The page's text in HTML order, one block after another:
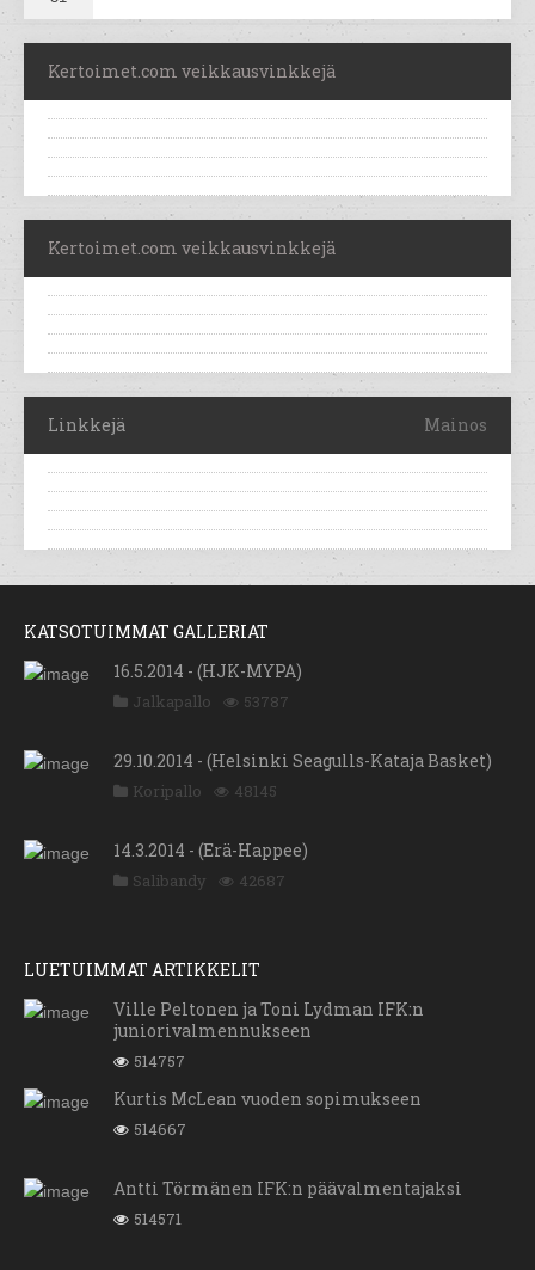
Kertoimet.com veikkausvinkkejä
Kertoimet.com veikkausvinkkejä
Linkkejä Mainos
KATSOTUIMMAT GALLERIAT
16.5.2014 - (HJK-MYPA)
Jalkapallo 53787
29.10.2014 - (Helsinki Seagulls-Kataja Basket)
Koripallo 48145
14.3.2014 - (Erä-Happee)
Salibandy 42687
LUETUIMMAT ARTIKKELIT
Ville Peltonen ja Toni Lydman IFK:n
juniorivalmennukseen
514757
Kurtis McLean vuoden sopimukseen
514667
Antti Törmänen IFK:n päävalmentajaksi
514571